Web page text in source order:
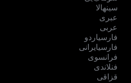
سینهالا
عبری
عربی
فارسیاردو
فارسیایرانی
فرانسوی
فنلاندی
قزاقی